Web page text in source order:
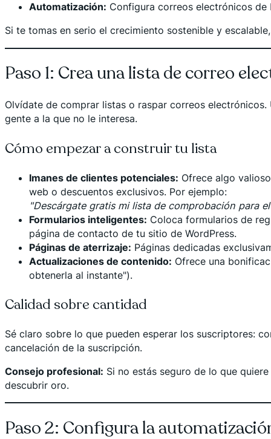
Automatización: Configura correos electrónicos de
Si te tomas en serio el crecimiento sostenible y
Paso 1: Crea una lista de correo
Olvídate de comprar listas o raspar correos
gente a la que no le interesa.
Cómo empezar a construir tu lista
Imanes de clientes potenciales: Ofrece algo
web o descuentos exclusivos. Por ejemplo:
"Descárgate gratis mi lista de comprobación para
Formularios inteligentes: Coloca formularios de
página de contacto de tu sitio de WordPress.
Páginas de aterrizaje: Páginas dedicadas
Actualizaciones de contenido: Ofrece una
obtenerla al instante").
Calidad sobre cantidad
Sé claro sobre lo que pueden esperar los suscriptores:
cancelación de la suscripción.
Consejo profesional: Si no estás seguro de lo que
descubrir oro.
Paso 2: Configura la